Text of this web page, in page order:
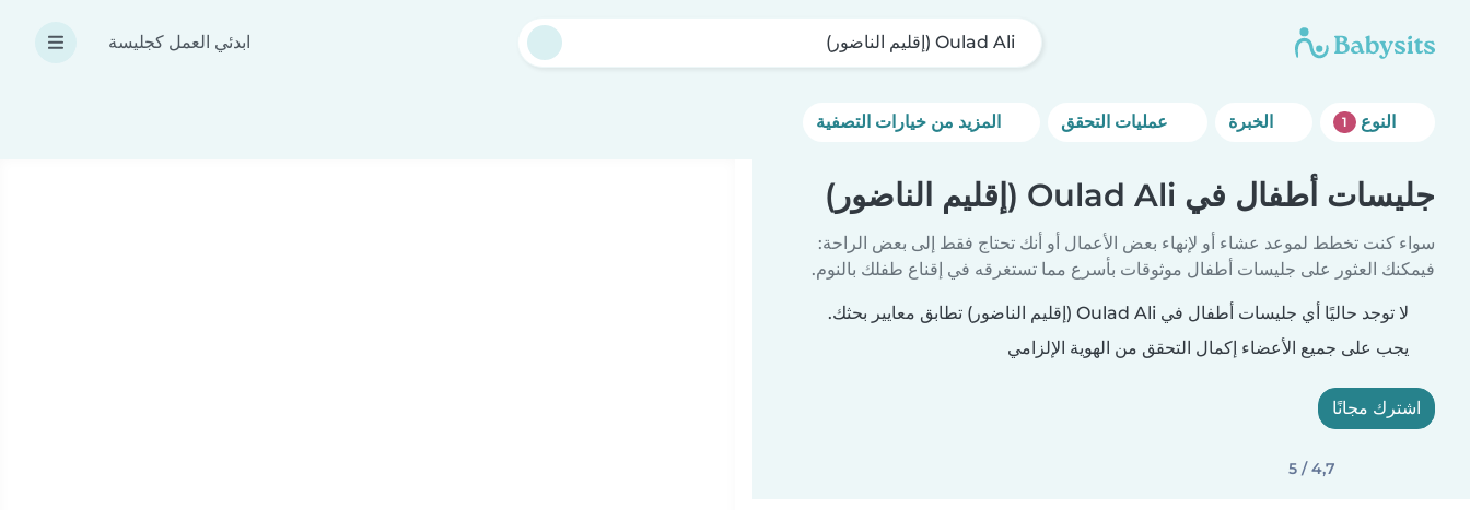
Oulad Ali (إقليم الناضور) ابدئي العمل كجليسة
1 المزيد من خيارات التصفية
جليسات أطفال في Oulad Ali (إقليم الناضور)
سواء كنت تخطط لموعد عشاء أو لإنهاء بعض الأعمال أو أنك تحتاج فقط إلى بعض الراحة:
فيمكنك العثور على جليسات أطفال موثوقات بأسرع مما تستغرقه في إقناع طفلك بالنوم.
لا توجد حاليًا أي جليسات أطفال في Oulad Ali (إقليم الناضور) تطابق معايير بحثك.
يجب على جميع الأعضاء إكمال التحقق من الهوية الإلزامي
اشترك مجانًا
4,7 / 5